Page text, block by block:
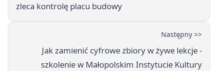
zleca kontrolę placu budowy
Następny >>
Jak zamienić cyfrowe zbiory w żywe lekcje -
szkolenie w Małopolskim Instytucie Kultury